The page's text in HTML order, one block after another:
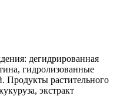
дегидрированная
гидролизованные
растительного
экстракт